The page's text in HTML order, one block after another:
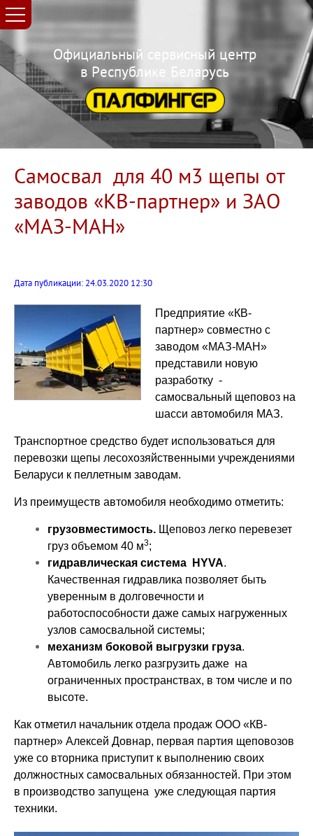
Официальный сервисный центр
в Республике Беларусь
Самосвал для 40 м3 щепы от
заводов «КВ-партнер» и ЗАО
«МАЗ-МАН»
Дата публикации: 24.03.2020 12:30
Предприятие «КВ-
партнер» совместно с
заводом «МАЗ-МАН»
представили новую
разработку -
самосвальный щеповоз на
шасси автомобиля МАЗ.
Транспортное средство будет использоваться для
перевозки щепы лесохозяйственными учреждениями
Беларуси к пеллетным заводам.
Из преимуществ автомобиля необходимо отметить:
грузовместимость. Щеповоз легко перевезет
груз объемом 40 м3;
гидравлическая система
HYVA.
Качественная гидравлика позволяет быть
уверенным в долговечности и
работоспособности даже самых нагруженных
узлов самосвальной системы;
механизм боковой выгрузки груза.
Автомобиль легко разгрузить даже на
ограниченных пространствах, в том числе и по
высоте.
Как отметил начальник отдела продаж ООО «КВ-
партнер» Алексей Довнар, первая партия щеповозов
уже со вторника приступит к выполнению своих
должностных самосвальных обязанностей. При этом
в производство запущена уже следующая партия
техники.